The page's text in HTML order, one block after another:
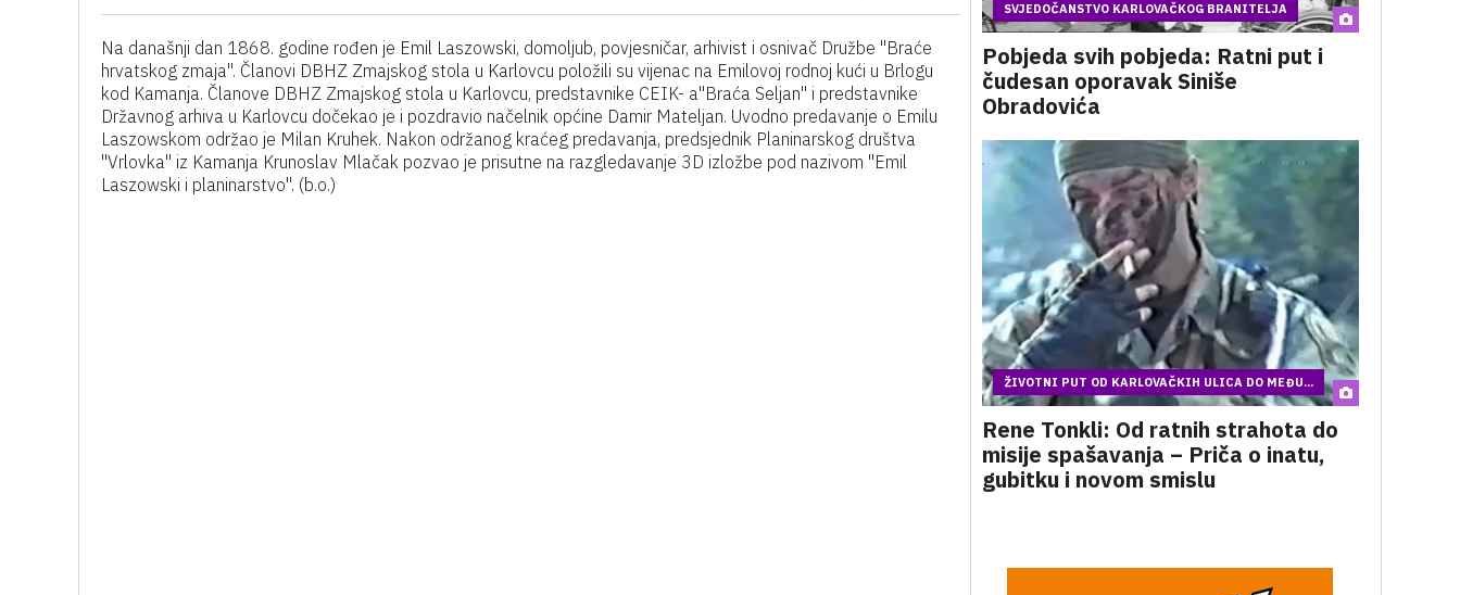
Na današnji dan 1868. godine rođen je Emil Laszowski, domoljub, povjesničar, arhivist i osnivač Družbe "Braće
hrvatskog zmaja". Članovi DBHZ Zmajskog stola u Karlovcu položili su vijenac na Emilovoj rodnoj kući u Brlogu
kod Kamanja. Članove DBHZ Zmajskog stola u Karlovcu, predstavnike CEIK- a"Braća Seljan" i predstavnike
Državnog arhiva u Karlovcu dočekao je i pozdravio načelnik općine Damir Mateljan. Uvodno predavanje o Emilu
Laszowskom održao je Milan Kruhek. Nakon održanog kraćeg predavanja, predsjednik Planinarskog društva
"Vrlovka" iz Kamanja Krunoslav Mlačak pozvao je prisutne na razgledavanje 3D izložbe pod nazivom "Emil
Laszowski i planinarstvo". (b.o.)
SVJEDOČANSTVO KARLOVAČKOG BRANITELJA
Pobjeda svih pobjeda: Ratni put i
čudesan oporavak Siniše
Obradovića
ŽIVOTNI PUT OD KARLOVAČKIH ULICA DO MEĐU...
Rene Tonkli: Od ratnih strahota do
misije spašavanja – Priča o inatu,
gubitku i novom smislu